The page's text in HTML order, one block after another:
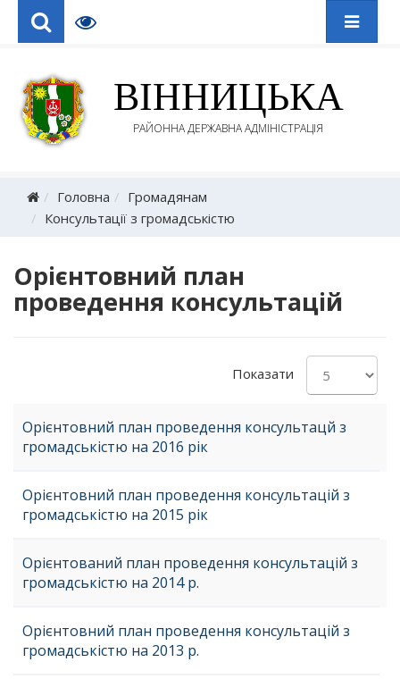
ВІННИЦЬКА
РАЙОННА ДЕРЖАВНА АДМІНІСТРАЦІЯ
Головна
Громадянам
Консультації з громадськістю
Орієнтовний план
проведення консультацій
Показати
Орієнтовний план проведення консультацй з
громадськістю на 2016 рік
Орієнтовний план проведення консультацій з
громадськістю на 2015 рік
Орієнтований план проведення консультацій з
громадськістю на 2014 р.
Орієнтовний план проведення консультацій з
громадськістю на 2013 р.